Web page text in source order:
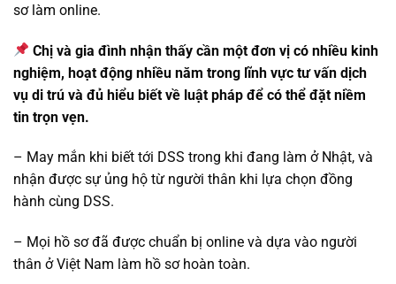
sơ làm online.
Chị và gia đình nhận thấy cần một đơn vị có nhiều kinh
nghiệm, hoạt động nhiều năm trong lĩnh vực tư vấn dịch
vụ di trú và đủ hiểu biết về luật pháp để có thể đặt niềm
tin trọn vẹn.
– May mắn khi biết tới DSS trong khi đang làm ở Nhật, và
nhận được sự ủng hộ từ người thân khi lựa chọn đồng
hành cùng DSS.
– Mọi hồ sơ đã được chuẩn bị online và dựa vào người
thân ở Việt Nam làm hồ sơ hoàn toàn.